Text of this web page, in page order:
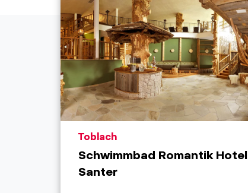
aria.poi_location_prefix
Toblach
Schwimmbad Romantik Hotel
Santer